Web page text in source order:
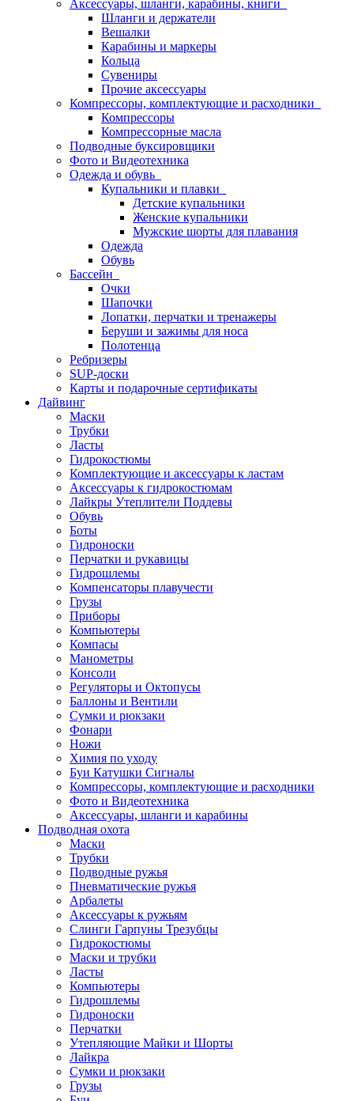
Аксессуары, шланги, карабины, книги
Шланги и держатели
Вешалки
Карабины и маркеры
Кольца
Сувениры
Прочие аксессуары
Компрессоры, комплектующие и расходники
Компрессоры
Компрессорные масла
Подводные буксировщики
Фото и Видеотехника
Одежда и обувь
Купальники и плавки
Детские купальники
Женские купальники
Мужские шорты для плавания
Одежда
Обувь
Бассейн
Очки
Шапочки
Лопатки, перчатки и тренажеры
Беруши и зажимы для носа
Полотенца
Ребризеры
SUP-доски
Карты и подарочные сертификаты
Дайвинг
Маски
Трубки
Ласты
Гидрокостюмы
Комплектующие и аксессуары к ластам
Аксессуары к гидрокостюмам
Лайкры Утеплители Поддевы
Обувь
Боты
Гидроноски
Перчатки и рукавицы
Гидрошлемы
Компенсаторы плавучести
Грузы
Приборы
Компьютеры
Компасы
Манометры
Консоли
Регуляторы и Октопусы
Баллоны и Вентили
Сумки и рюкзаки
Фонари
Ножи
Химия по уходу
Буи Катушки Сигналы
Компрессоры, комплектующие и расходники
Фото и Видеотехника
Аксессуары, шланги и карабины
Подводная охота
Маски
Трубки
Подводные ружья
Пневматические ружья
Арбалеты
Аксессуары к ружьям
Слинги Гарпуны Трезубцы
Гидрокостюмы
Маски и трубки
Ласты
Компьютеры
Гидрошлемы
Гидроноски
Перчатки
Утепляющие Майки и Шорты
Лайкра
Сумки и рюкзаки
Грузы